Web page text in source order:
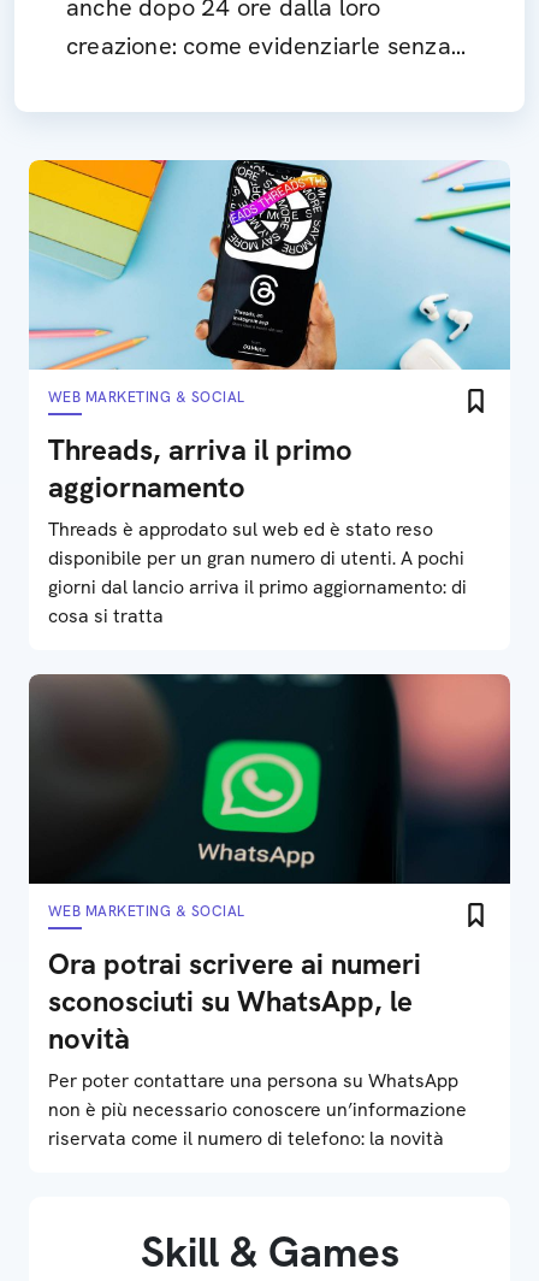
anche dopo 24 ore dalla loro
creazione: come evidenziarle senza
WEB MARKETING & SOCIAL
Threads, arriva il primo
aggiornamento
Threads è approdato sul web ed è stato reso
disponibile per un gran numero di utenti. A pochi
giorni dal lancio arriva il primo aggiornamento: di
cosa si tratta
WEB MARKETING & SOCIAL
Ora potrai scrivere ai numeri
sconosciuti su WhatsApp, le
novità
Per poter contattare una persona su WhatsApp
non è più necessario conoscere un’informazione
riservata come il numero di telefono: la novità
Skill & Games